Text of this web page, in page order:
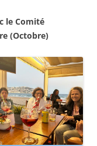
le Comité
(Octobre)